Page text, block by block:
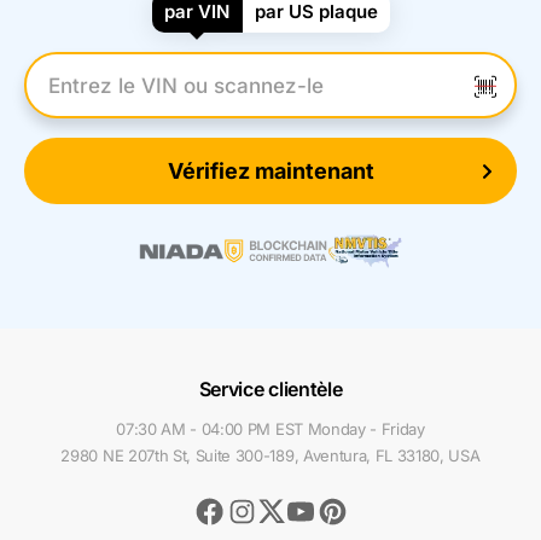
par VIN par US plaque
Entrez le numéro VIN
Vérifiez maintenant
Service clientèle
07:30 AM - 04:00 PM EST Monday - Friday
2980 NE 207th St, Suite 300-189, Aventura, FL 33180, USA
Facebook
Instagram
TwitterYoutubePinterest